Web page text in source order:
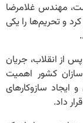
مهندس غلامرضا
و تحریم‌ها را یکی
انقلاب، جریان
کشور اهمیت
سازوکارهای
داد.